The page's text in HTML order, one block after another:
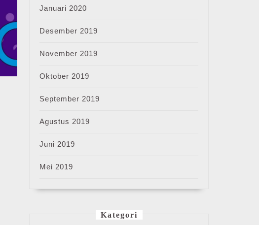
Januari 2020
Desember 2019
November 2019
Oktober 2019
September 2019
Agustus 2019
Juni 2019
Mei 2019
Kategori